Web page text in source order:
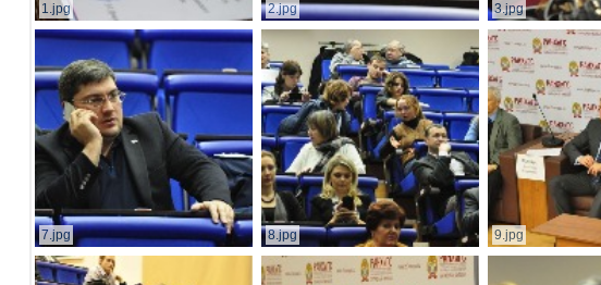
1.jpg 2.jpg 3.jpg
7.jpg 8.jpg 9.jpg